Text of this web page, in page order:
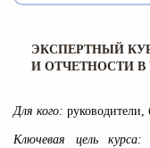
Чтобы
по 2-3 часа.
избежать
обязанности
В договоре
на которые
налогам,
можно
после
учебной
через
ЭКСПЕРТНЫЙ
И ОТЧЕТНОСТИ В
Для кого: руководители,
Ключевая цель курса: